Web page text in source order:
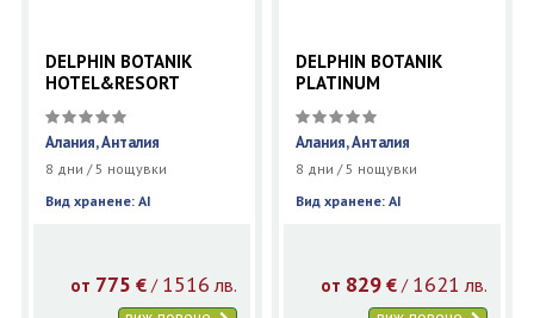
DELPHIN BOTANIK
HOTEL&RESORT
Алания, Анталия
8 дни / 5 нощувки
Вид хранене: AI
от 775 €/ 1516 лв.
DELPHIN BOTANIK
PLATINUM
Алания, Анталия
8 дни / 5 нощувки
Вид хранене: AI
от 829 € / 1621 лв.